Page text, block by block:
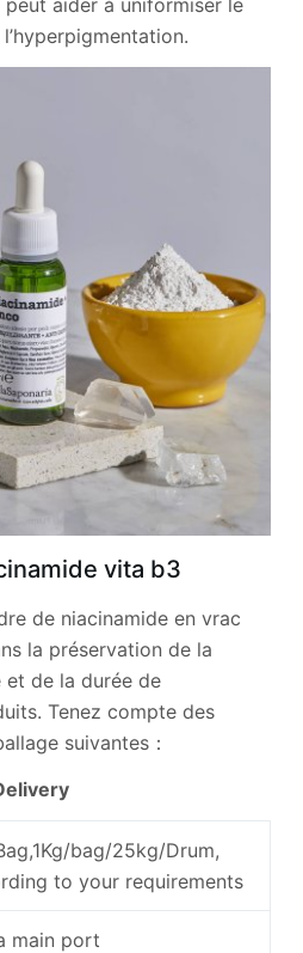
vita b3
de niacinamide en vrac
la préservation de la
et de la durée de
Tenez compte des
suivantes：
bag/25kg/Drum,
to your requirements
main port